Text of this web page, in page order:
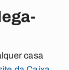
casa